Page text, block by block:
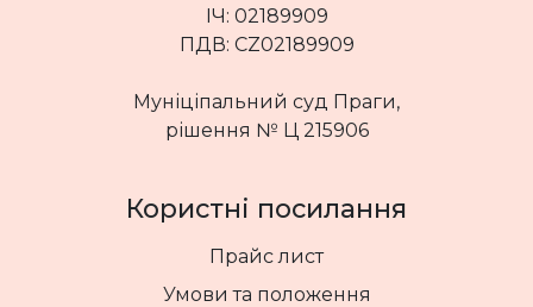
ІЧ: 02189909
ПДВ: CZ02189909
Муніціпальний суд Праги,
рішення № Ц 215906
Користні посилання
Прайс лист
Умови та положення